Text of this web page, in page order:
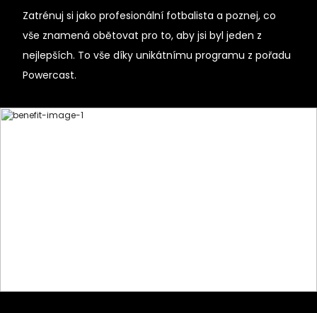
Zatrénuj si jako profesionální fotbalista a poznej, co
vše znamená obětovat pro to, aby jsi byl jeden z
nejlepších. To vše díky unikátnímu programu z pořadu
Powercast.